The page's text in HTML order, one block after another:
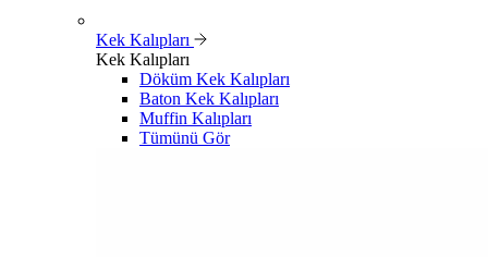
Kek Kalıpları
Kek Kalıpları
Döküm Kek Kalıpları
Baton Kek Kalıpları
Muffin Kalıpları
Tümünü Gör